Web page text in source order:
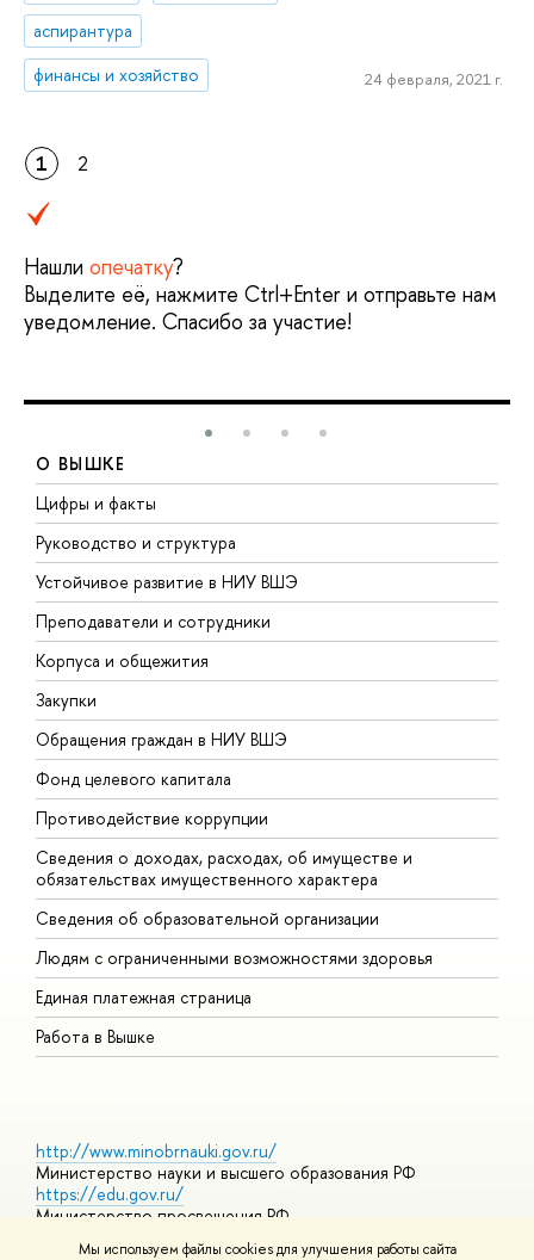
Мы используем файлы cookies для улучшения работы сайта
аспирантура
финансы и хозяйство
24 февраля, 2021 г.
1 2
Нашли опечатку?
Выделите её, нажмите Ctrl+Enter и отправьте нам
уведомление. Спасибо за участие!
О ВЫШКЕ
Цифры и факты
Руководство и структура
Устойчивое развитие в НИУ ВШЭ
Преподаватели и сотрудники
Корпуса и общежития
Закупки
Обращения граждан в НИУ ВШЭ
Фонд целевого капитала
Противодействие коррупции
Сведения о доходах, расходах, об имуществе и
обязательствах имущественного характера
Сведения об образовательной организации
Людям с ограниченными возможностями здоровья
Единая платежная страница
Работа в Вышке
http://www.minobrnauki.gov.ru/
Министерство науки и высшего образования РФ
https://edu.gov.ru/
Министерство просвещения РФ
https://elearning.hse.ru/mooc